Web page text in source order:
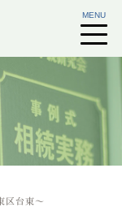
区台東～